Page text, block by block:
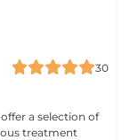
30
treatment